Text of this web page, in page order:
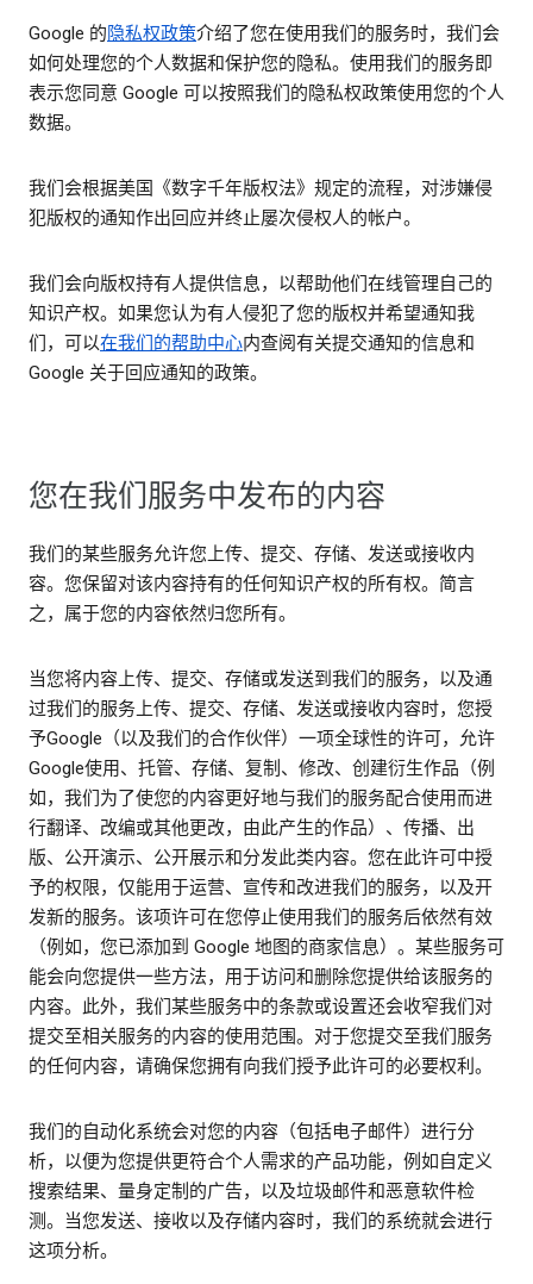
Google 的隐私权政策介绍了您在使用我们的服务时，我们会
如何处理您的个人数据和保护您的隐私。使用我们的服务即
表示您同意 Google 可以按照我们的隐私权政策使用您的个人
数据。
我们会根据美国《数字千年版权法》规定的流程，对涉嫌侵
犯版权的通知作出回应并终止屡次侵权人的帐户。
我们会向版权持有人提供信息，以帮助他们在线管理自己的
知识产权。如果您认为有人侵犯了您的版权并希望通知我
们，可以在我们的帮助中心内查阅有关提交通知的信息和
Google 关于回应通知的政策。
您在我们服务中发布的内容
我们的某些服务允许您上传、提交、存储、发送或接收内
容。您保留对该内容持有的任何知识产权的所有权。简言
之，属于您的内容依然归您所有。
当您将内容上传、提交、存储或发送到我们的服务，以及通
过我们的服务上传、提交、存储、发送或接收内容时，您授
予Google（以及我们的合作伙伴）一项全球性的许可，允许
Google使用、托管、存储、复制、修改、创建衍生作品（例
如，我们为了使您的内容更好地与我们的服务配合使用而进
行翻译、改编或其他更改，由此产生的作品）、传播、出
版、公开演示、公开展示和分发此类内容。您在此许可中授
予的权限，仅能用于运营、宣传和改进我们的服务，以及开
发新的服务。该项许可在您停止使用我们的服务后依然有效
（例如，您已添加到 Google 地图的商家信息）。某些服务可
能会向您提供一些方法，用于访问和删除您提供给该服务的
内容。此外，我们某些服务中的条款或设置还会收窄我们对
提交至相关服务的内容的使用范围。对于您提交至我们服务
的任何内容，请确保您拥有向我们授予此许可的必要权利。
我们的自动化系统会对您的内容（包括电子邮件）进行分
析，以便为您提供更符合个人需求的产品功能，例如自定义
搜索结果、量身定制的广告，以及垃圾邮件和恶意软件检
测。当您发送、接收以及存储内容时，我们的系统就会进行
这项分析。